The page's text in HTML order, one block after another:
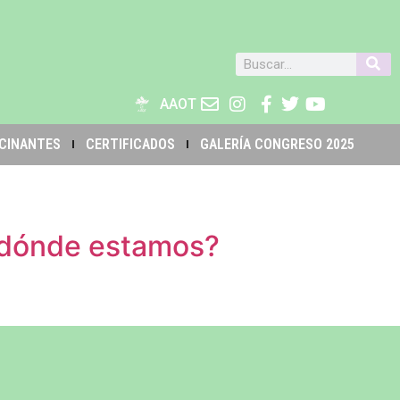
AAOT
CERTIFICADOS GALERÍA CONGRESO 2025
estamos?